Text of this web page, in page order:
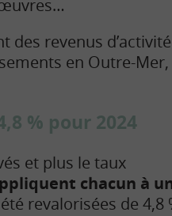
des revenus d’activité
en Outre-Mer,
% pour 2024
et plus le taux
chacun à
revalorisées de 4,8